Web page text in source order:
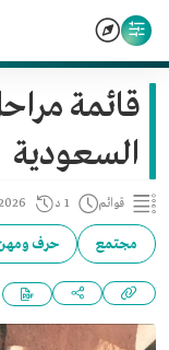
قائمة
السعودية
قوائم 1 د
مجتمع حرف